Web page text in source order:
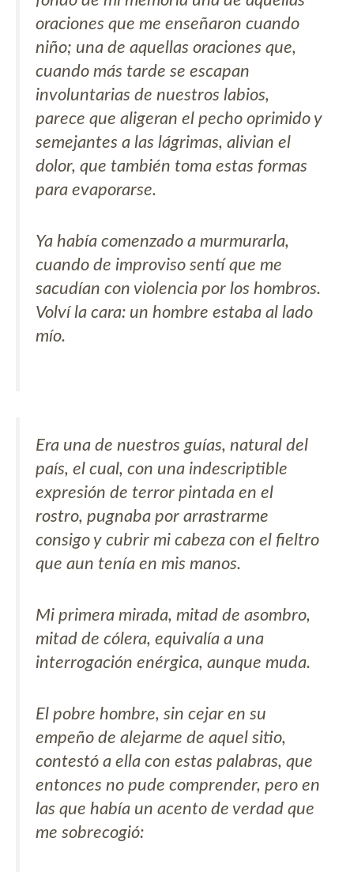
oraciones que me enseñaron cuando
niño; una de aquellas oraciones que,
cuando más tarde se escapan
involuntarias de nuestros labios,
parece que aligeran el pecho oprimido y
semejantes a las lágrimas, alivian el
dolor, que también toma estas formas
para evaporarse.
Ya había comenzado a murmurarla,
cuando de improviso sentí que me
sacudían con violencia por los hombros.
Volví la cara: un hombre estaba al lado
mío.
Era una de nuestros guías, natural del
país, el cual, con una indescriptible
expresión de terror pintada en el
rostro, pugnaba por arrastrarme
consigo y cubrir mi cabeza con el fieltro
que aun tenía en mis manos.
Mi primera mirada, mitad de asombro,
mitad de cólera, equivalía a una
interrogación enérgica, aunque muda.
El pobre hombre, sin cejar en su
empeño de alejarme de aquel sitio,
contestó a ella con estas palabras, que
entonces no pude comprender, pero en
las que había un acento de verdad que
me sobrecogió: